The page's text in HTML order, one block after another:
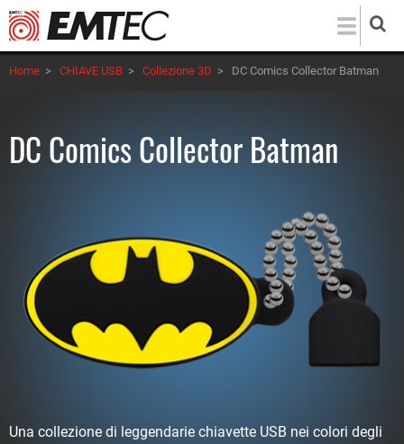
Salta
al
contenuto
principale
Home > CHIAVE USB > Collezione 3D > DC Comics Collector Batman
DC Comics Collector Batman
Una collezione di leggendarie chiavette USB nei colori degli